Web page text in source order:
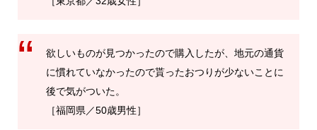
欲しいものが見つかったので購入したが、地元の通貨
に慣れていなかったので貰ったおつりが少ないことに
後で気がついた。
［福岡県／50歳男性］